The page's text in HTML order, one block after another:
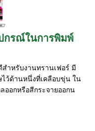
กรณ์ในการพิมพ์
ำหรับงานทรานเฟอร์ มี
ไว้ด้านหนึ่งที่เคลือบขุ่น ใน
ออกหรือสีกระจายออกน